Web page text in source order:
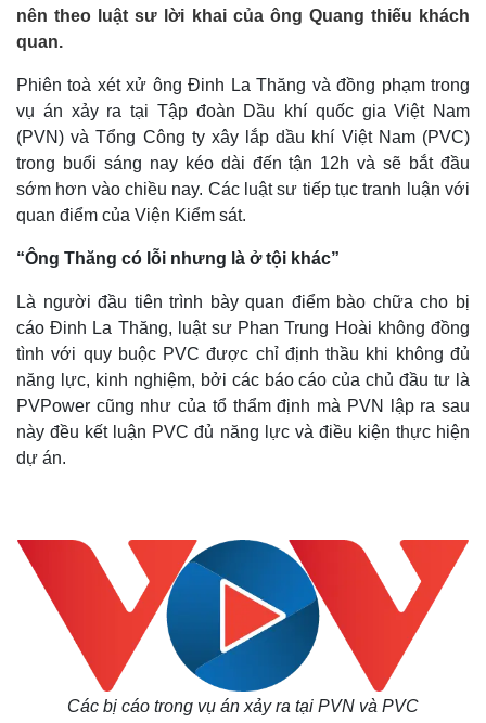
nên theo luật sư lời khai của ông Quang thiếu khách
quan.
Phiên toà xét xử ông Đinh La Thăng và đồng phạm trong
vụ án xảy ra tại Tập đoàn Dầu khí quốc gia Việt Nam
(PVN) và Tổng Công ty xây lắp dầu khí Việt Nam (PVC)
trong buổi sáng nay kéo dài đến tận 12h và sẽ bắt đầu
sớm hơn vào chiều nay. Các luật sư tiếp tục tranh luận với
quan điểm của Viện Kiểm sát.
“Ông Thăng có lỗi nhưng là ở tội khác”
Là người đầu tiên trình bày quan điểm bào chữa cho bị
cáo Đinh La Thăng, luật sư Phan Trung Hoài không đồng
tình với quy buộc PVC được chỉ định thầu khi không đủ
năng lực, kinh nghiệm, bởi các báo cáo của chủ đầu tư là
PVPower cũng như của tổ thẩm định mà PVN lập ra sau
này đều kết luận PVC đủ năng lực và điều kiện thực hiện
dự án.
Các bị cáo trong vụ án xảy ra tại PVN và PVC